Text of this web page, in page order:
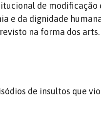
de modificação
e da dignidade
na forma dos
de insultos que